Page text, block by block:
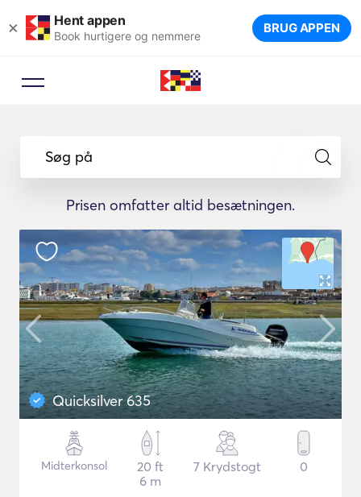
× Hent appen
Book hurtigere og nemmere BRUG APPEN
Søg på
Prisen omfatter altid besætningen.
Quicksilver 635
Midterkonsol
20 ft
6 m
7 Krydstogt 0